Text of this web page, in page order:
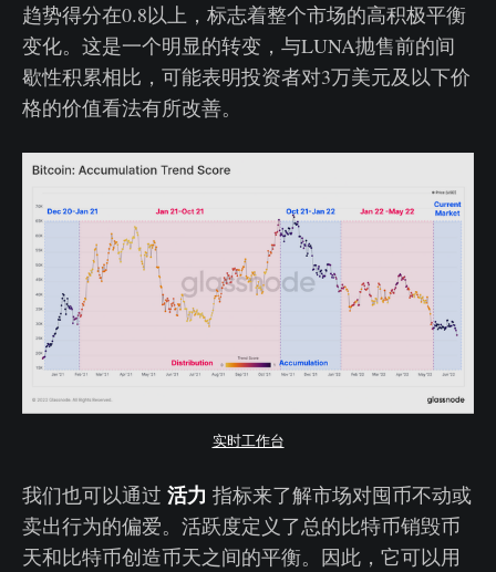
趋势得分在0.8以上，标志着整个市场的高积极平衡
变化。这是一个明显的转变，与LUNA抛售前的间
歇性积累相比，可能表明投资者对3万美元及以下价
格的价值看法有所改善。
实时工作台
我们也可以通过 活力 指标来了解市场对囤币不动或
卖出行为的偏爱。活跃度定义了总的比特币销毁币
天和比特币创造币天之间的平衡。因此，它可以用